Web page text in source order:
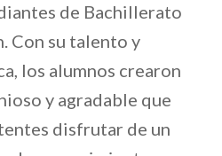
de Bachillerato
Con su talento y
los alumnos crearon
y agradable que
disfrutar de un